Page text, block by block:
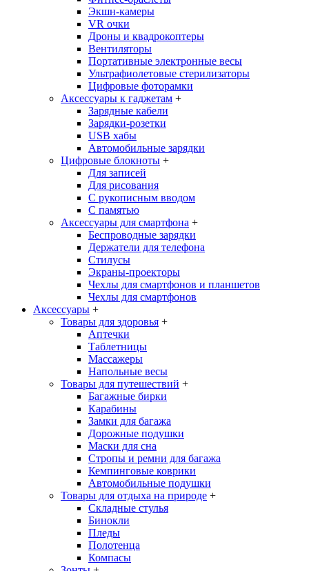
Экшн-камеры
VR очки
Дроны и квадрокоптеры
Вентиляторы
Портативные электронные весы
Ультрафиолетовые стерилизаторы
Цифровые фоторамки
Аксессуары к гаджетам +
Зарядные кабели
Зарядки-розетки
USB хабы
Автомобильные зарядки
Цифровые блокноты +
Для записей
Для рисования
С рукописным вводом
С памятью
Аксессуары для смартфона +
Беспроводные зарядки
Держатели для телефона
Стилусы
Экраны-проекторы
Чехлы для смартфонов и планшетов
Чехлы для смартфонов
Аксессуары +
Товары для здоровья +
Аптечки
Таблетницы
Массажеры
Напольные весы
Товары для путешествий +
Багажные бирки
Карабины
Замки для багажа
Дорожные подушки
Маски для сна
Стропы и ремни для багажа
Кемпинговые коврики
Автомобильные подушки
Товары для отдыха на природе +
Складные стулья
Бинокли
Пледы
Полотенца
Компасы